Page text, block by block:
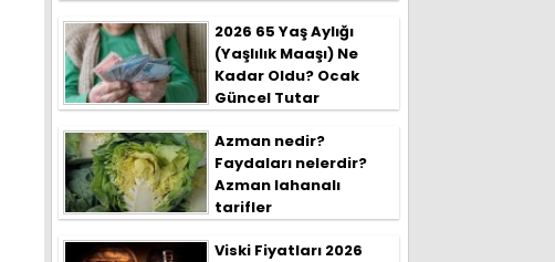
2026 65 Yaş Aylığı
(Yaşlılık Maaşı) Ne
Kadar Oldu? Ocak
Güncel Tutar
Azman nedir?
Faydaları nelerdir?
Azman lahanalı
tarifler
Viski Fiyatları 2026